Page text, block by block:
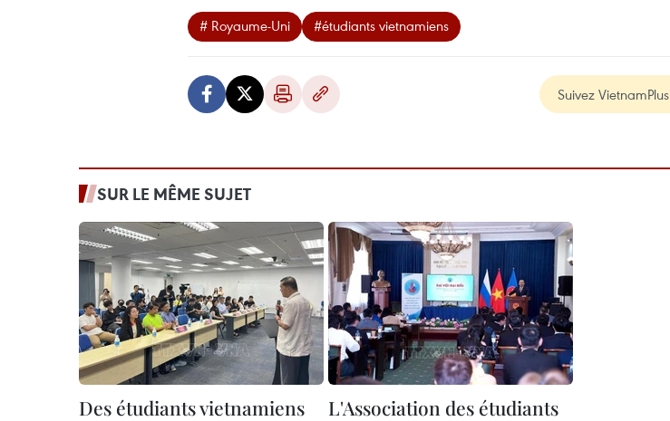
# Royaume-Uni #étudiants vietnamiens
Suivez VietnamPlus
SUR LE MÊME SUJET
Des étudiants vietnamiens
L'Association des étudiants